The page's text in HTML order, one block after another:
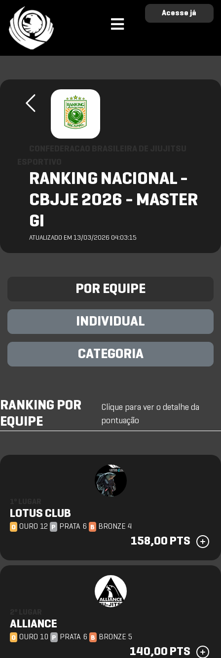
Acesse já
RANKING NACIONAL -
CBJJE 2026 - MASTER
GI
ATUALIZADO EM 13/03/2026 04:03:15
POR EQUIPE
INDIVIDUAL
CATEGORIA
RANKING POR
EQUIPE
Clique para ver o detalhe da
pontuação
LOTUS CLUB
O OURO 12 P PRATA 6 B BRONZE 4
158,00 PTS
ALLIANCE
O OURO 10 P PRATA 6 B BRONZE 5
140,00 PTS